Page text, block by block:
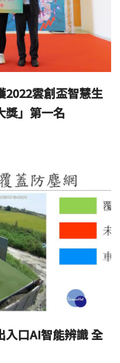
2022雲創盃智慧生
獎」第一名
入口AI智能辨識 全